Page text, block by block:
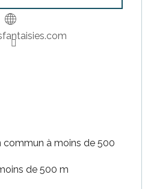
commun à moins de 500
de 500 m